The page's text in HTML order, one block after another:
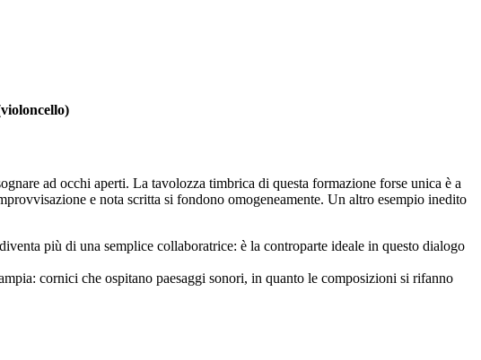
ad occhi aperti. La tavolozza timbrica di questa formazione forse unica è a
e nota scritta si fondono omogeneamente. Un altro esempio inedito
più di una semplice collaboratrice: è la controparte ideale in questo dialogo
cornici che ospitano paesaggi sonori, in quanto le composizioni si rifanno